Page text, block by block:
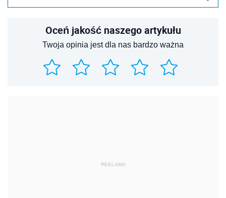
Oceń jakość naszego artykułu
Twoja opinia jest dla nas bardzo ważna
REKLAMA